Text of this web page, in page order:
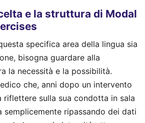
e la struttura di Modal
specifica area della lingua sia
bisogna guardare alla
la necessità e la possibilità.
che, anni dopo un intervento
sulla sua condotta in sala
semplicemente ripassando dei dati